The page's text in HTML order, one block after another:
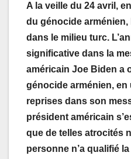
A la veille du 24 avril,
du génocide arménien,
dans le milieu turc.
significative dans la
américain Joe Biden a
génocide arménien,
reprises dans son
président américain
que de telles atrocités
personne n’a qualifié